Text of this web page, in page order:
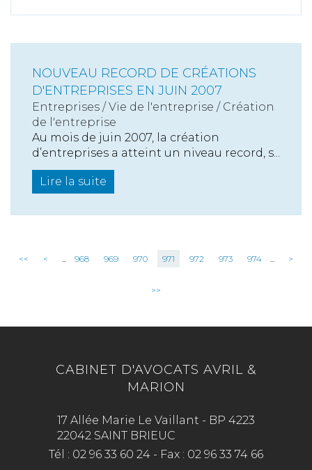
NOUVEAU RECORD DE CRÉATIONS
D'ENTREPRISES EN JUIN 2007
Entreprises /Vie de l'entreprise / Création
de l'entreprise
Au mois de juin 2007, la création
d’entreprises a atteint un niveau record, s...
Lire la suite
<< < ... 968 969 970 971 972 973 974 ... >
>>
CABINET D'AVOCATS AVRIL &
MARION
17 Allée Marie Le Vaillant - BP 4223
22042 SAINT BRIEUC
Tél : 02 96 33 60 24 - Fax : 02 96 33 74 66